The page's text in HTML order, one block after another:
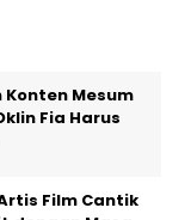
Mesum
Fia Harus
Film Cantik